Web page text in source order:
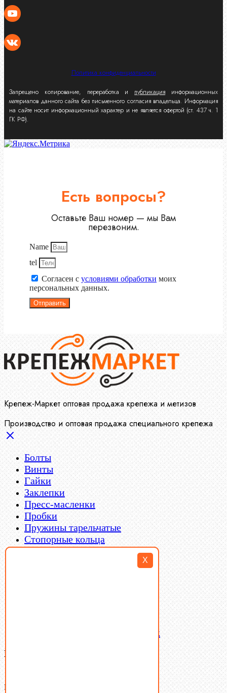
X
Политика конфиденциальности
Запрещено копирование, переработка и публикация информационных
материалов данного сайта без письменного согласия владельца. Информация
на сайте носит информационный характер и не является офертой (ст. 437 ч. 1
ГК РФ).
Есть вопросы?
Оставьте Ваш номер — мы Вам
перезвоним.
Name
tel
Согласен с условиями обработки моих
персональных данных.
Отправить
Крепеж-Маркет оптовая продажа крепежа и метизов
Производство и оптовая продажа специального крепежа
Болты
Винты
Гайки
Заклепки
Пресс-масленки
Пробки
Пружины тарельчатые
Стопорные кольца
Такелаж
Латунный и бронзовый крепеж
Ваша корзина
В корзине нет товаров.